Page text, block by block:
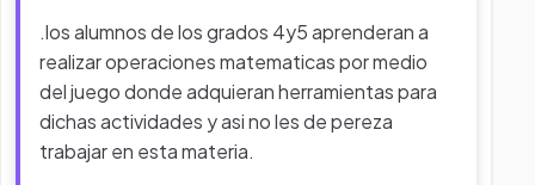
.los alumnos de los grados 4y5 aprenderan a
realizar operaciones matematicas por medio
del juego donde adquieran herramientas para
dichas actividades y asi no les de pereza
trabajar en esta materia.